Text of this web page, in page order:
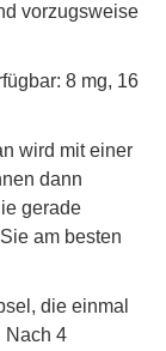
vorzugsweise
8 mg, 16
wird mit einer
dann
gerade
am besten
die einmal
Nach 4